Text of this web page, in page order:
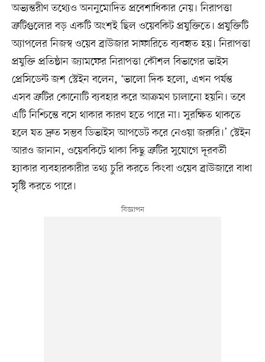
অভ্যন্তরীণ তথ্যেও অননুমোদিত প্রবেশাধিকার নেয়। নিরাপত্তা
ত্রুটিগুলোর বড় একটি অংশই ছিল ওয়েবকিট প্রযুক্তিতে। প্রযুক্তিটি
অ্যাপলের নিজস্ব ওয়েব ব্রাউজার সাফারিতে ব্যবহৃত হয়। নিরাপত্তা
প্রযুক্তি প্রতিষ্ঠান জ্যামফের নিরাপত্তা কৌশল বিভাগের ভাইস
প্রেসিডেন্ট জশ স্টেইন বলেন, ‘ভালো দিক হলো, এখন পর্যন্ত
এসব ত্রুটির কোনোটি ব্যবহার করে আক্রমণ চালানো হয়নি। তবে
এটি নিশ্চিন্তে বসে থাকার কারণ হতে পারে না। সুরক্ষিত থাকতে
হলে যত দ্রুত সম্ভব ডিভাইস আপডেট করে নেওয়া জরুরি।’ স্টেইন
আরও জানান, ওয়েবকিটে থাকা কিছু ত্রুটির সুযোগে দূরবর্তী
হ্যাকার ব্যবহারকারীর তথ্য চুরি করতে কিংবা ওয়েব ব্রাউজারে বাধা
সৃষ্টি করতে পারে।